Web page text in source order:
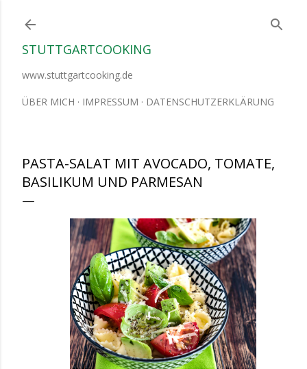
STUTTGARTCOOKING
www.stuttgartcooking.de
ÜBER MICH IMPRESSUM DATENSCHUTZERKLÄRUNG
PASTA-SALAT MIT AVOCADO, TOMATE,
BASILIKUM UND PARMESAN